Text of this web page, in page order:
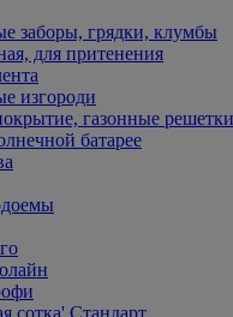
заборы, грядки, клумбы
для притенения
изгороди
газонные
батарее
сотка' Стандарт